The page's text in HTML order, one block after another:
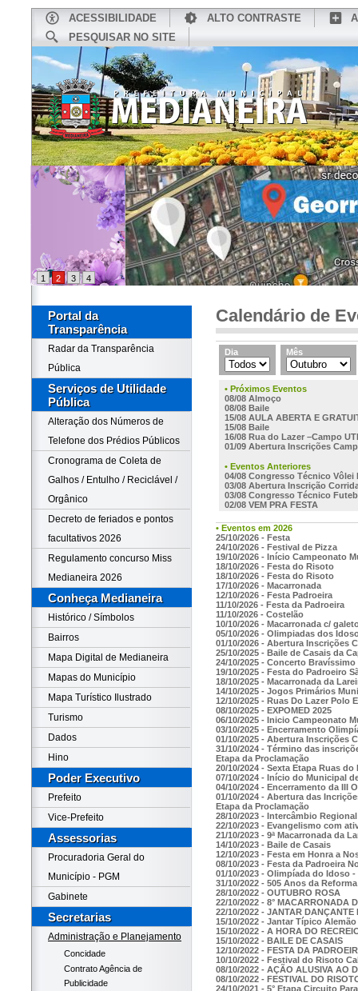
ACESSIBILIDADE ALTO CONTRASTE
PESQUISAR NO SITE
INÍCIO CONHEÇA MEDIANEIRA
1 2 3 4
Portal da
Transparência
Radar da Transparência
Pública
Serviços de Utilidade
Pública
Alteração dos Números de
Telefone dos Prédios Públicos
Cronograma de Coleta de
Galhos / Entulho / Reciclável /
Orgânico
Decreto de feriados e pontos
facultativos 2026
Regulamento concurso Miss
Medianeira 2026
Conheça Medianeira
Histórico / Símbolos
Bairros
Mapa Digital de Medianeira
Mapas do Município
Mapa Turístico Ilustrado
Turismo
Dados
Hino
Poder Executivo
Prefeito
Vice-Prefeito
Assessorias
Procuradoria Geral do
Município - PGM
Gabinete
Secretarias
Administração e Planejamento
Concidade
Contrato Agência de
Publicidade
Calendário de
Dia Mês
• Próximos Eventos
08/08 Almoço
08/08 Baile
15/08 AULA ABERTA E
15/08 Baile
16/08 Rua do Lazer –Campo
01/09 Abertura Inscrições
• Eventos Anteriores
04/08 Congresso Técnico Vôlei
03/08 Abertura Inscrição
03/08 Congresso Técnico
02/08 VEM PRA FESTA
• Eventos em 2026
25/10/2026 - Festa
24/10/2026 - Festival de Pizza
19/10/2026 - Início Campeonato
18/10/2026 - Festa do Risoto
18/10/2026 - Festa do Risoto
17/10/2026 - Macarronada
12/10/2026 - Festa Padroeira
11/10/2026 - Festa da Padroeira
11/10/2026 - Costelão
10/10/2026 - Macarronada c/
05/10/2026 - Olimpiadas dos
01/10/2026 - Abertura Inscrições
25/10/2025 - Baile de Casais da
24/10/2025 - Concerto Bravíssimo
19/10/2025 - Festa do Padroeiro
18/10/2025 - Macarronada da
14/10/2025 - Jogos Primários
12/10/2025 - Ruas Do Lazer Polo
08/10/2025 - EXPOMED 2025
06/10/2025 - Inicio Campeonato
03/10/2025 - Encerramento
01/10/2025 - Abertura Inscrições
31/10/2024 - Término das
Etapa da Proclamação
20/10/2024 - Sexta Etapa Ruas do
07/10/2024 - Início do Municipal
04/10/2024 - Encerramento da III
01/10/2024 - Abertura das
Etapa da Proclamação
28/10/2023 - Intercâmbio
22/10/2023 - Evangelismo com
21/10/2023 - 9ª Macarronada da
14/10/2023 - Baile de Casais
12/10/2023 - Festa em Honra a
08/10/2023 - Festa da Padroeira
01/10/2023 - Olimpíada do Idoso -
31/10/2022 - 505 Anos da
28/10/2022 - OUTUBRO ROSA
22/10/2022 - 8° MACARRONADA
22/10/2022 - JANTAR DANÇANTE
15/10/2022 - Jantar Típico Alemão
15/10/2022 - A HORA DO
15/10/2022 - BAILE DE CASAIS
12/10/2022 - FESTA DA
10/10/2022 - Festival do Risoto
08/10/2022 - AÇÃO ALUSIVA AO
08/10/2022 - FESTIVAL DO
24/10/2021 - 5° Etapa Circuito